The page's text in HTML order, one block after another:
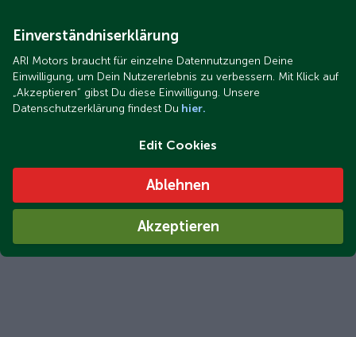
Einverständniserklärung
ARI Motors braucht für einzelne Datennutzungen Deine
Einwilligung, um Dein Nutzererlebnis zu verbessern. Mit Klick auf
„Akzeptieren“ gibst Du diese Einwilligung. Unsere
Datenschutzerklärung findest Du hier.
Edit Cookies
Ablehnen
Akzeptieren